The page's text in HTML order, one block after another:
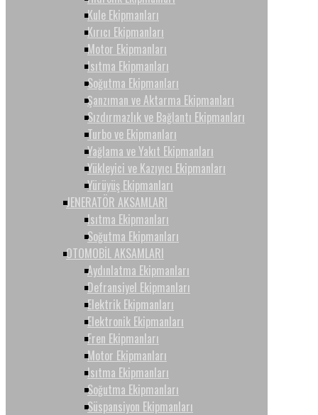
Kule Ekipmanları
Kırıcı Ekipmanları
Motor Ekipmanları
Isıtma Ekipmanları
Soğutma Ekipmanları
Şanzıman ve Aktarma Ekipmanları
Sızdırmazlık ve Bağlantı Ekipmanları
Turbo ve Ekipmanları
Yağlama ve Yakıt Ekipmanları
Yükleyici ve Kazıyıcı Ekipmanları
Yürüyüş Ekipmanları
JENERATÖR AKSAMLARI
Isıtma Ekipmanları
Soğutma Ekipmanları
OTOMOBİL AKSAMLARI
Aydınlatma Ekipmanları
Defransiyel Ekipmanları
Elektrik Ekipmanları
Elektronik Ekipmanları
Fren Ekipmanları
Motor Ekipmanları
Isıtma Ekipmanları
Soğutma Ekipmanları
Süspansiyon Ekipmanları